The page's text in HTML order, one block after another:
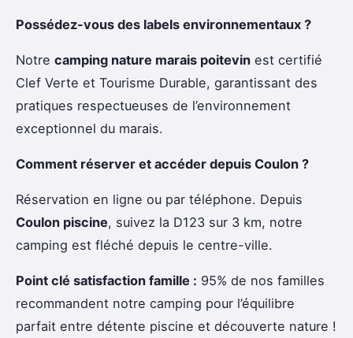
Possédez-vous des labels environnementaux ?
Notre camping nature marais poitevin est certifié
Clef Verte et Tourisme Durable, garantissant des
pratiques respectueuses de l’environnement
exceptionnel du marais.
Comment réserver et accéder depuis Coulon ?
Réservation en ligne ou par téléphone. Depuis
Coulon piscine, suivez la D123 sur 3 km, notre
camping est fléché depuis le centre-ville.
Point clé satisfaction famille : 95% de nos familles
recommandent notre camping pour l’équilibre
parfait entre détente piscine et découverte nature !